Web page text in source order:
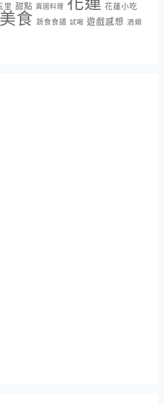
里 甜點 異國料理 花蓮小吃
食 蔬食食譜 試喝 遊戲感想 酒類